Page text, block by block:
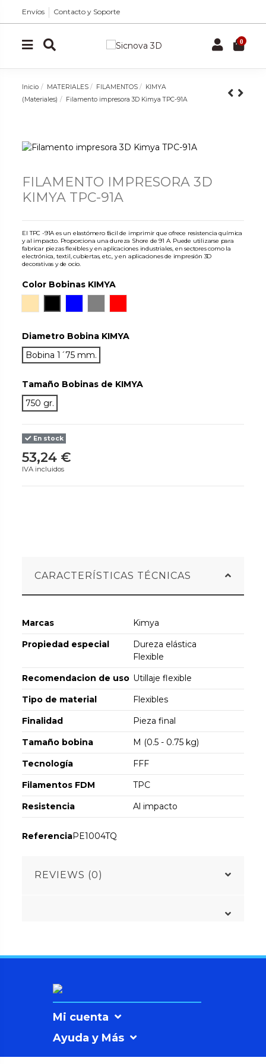
Envíos Contacto y Soporte
0
Inicio MATERIALES FILAMENTOS
KIMYA
(Materiales)
Filamento impresora 3D Kimya TPC-91A
FILAMENTO IMPRESORA 3D
KIMYA TPC-91A
El TPC -91A es un elastómero fácil de imprimir que ofrece resistencia química
y al impacto. Proporciona una dureza Shore de 91 A. Puede utilizarse para
fabricar piezas flexibles y en aplicaciones industriales, en sectores como la
electrónica, textil, cubiertas, etc., y en aplicaciones de impresión 3D
decorativas y de ocio.
Color Bobinas KIMYA
Diametro Bobina KIMYA
Bobina 1´75 mm.
Tamaño Bobinas de KIMYA
750 gr.
En stock
53,24 €
IVA incluidos
CARACTERÍSTICAS TÉCNICAS
Marcas
Kimya
Propiedad especial
Dureza elástica
Flexible
Recomendacion de uso Utillaje flexible
Tipo de material
Flexibles
Finalidad
Pieza final
Tamaño bobina
M (0.5 - 0.75 kg)
Tecnología
FFF
Filamentos FDM
TPC
Resistencia
Al impacto
ReferenciaPE1004TQ
REVIEWS (0)
Mi cuenta
Ayuda y Más